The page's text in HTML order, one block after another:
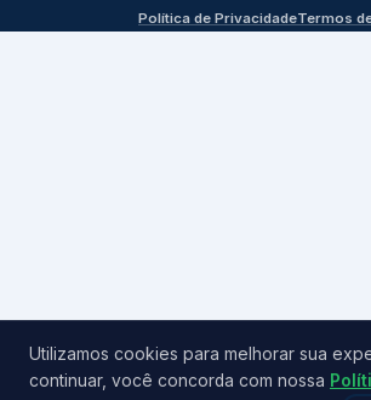
Política de PrivacidadeTermos
Utilizamos cookies para melhorar sua
continuar, você concorda com nossa